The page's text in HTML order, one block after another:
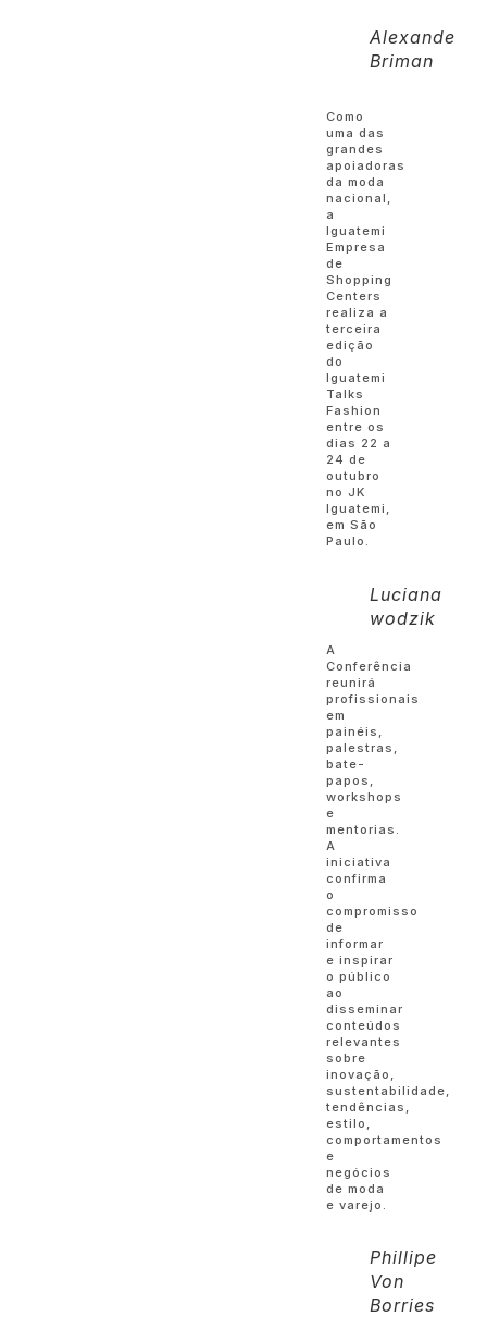
Alexande
Briman
Como
uma das
grandes
apoiadoras
da moda
nacional,
a
Iguatemi
Empresa
de
Shopping
Centers
realiza a
terceira
edição
do
Iguatemi
Talks
Fashion
entre os
dias 22 a
24 de
outubro
no JK
Iguatemi,
em São
Paulo.
Luciana
wodzik
A
Conferência
reunirá
profissionais
em
painéis,
palestras,
bate-
papos,
workshops
e
mentorias.
A
iniciativa
confirma
o
compromisso
de
informar
e inspirar
o público
ao
disseminar
conteúdos
relevantes
sobre
inovação,
sustentabilidade,
tendências,
estilo,
comportamentos
e
negócios
de moda
e varejo.
Phillipe
Von
Borries